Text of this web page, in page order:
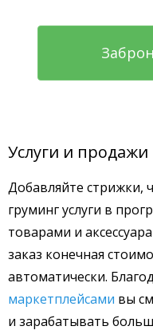
Услуги и
Добавляйте стрижки,
груминг услуги в
товарами и
заказ конечная
автоматически.
маркетплейсами вы
и зарабатывать